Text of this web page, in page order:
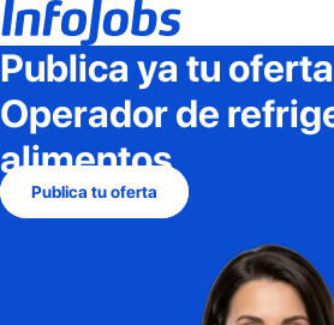
Publica ya tu
Operador de
alimentos
Publica tu oferta